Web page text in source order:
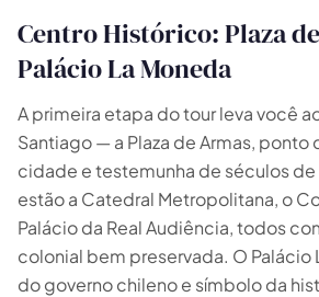
Centro Histórico: Plaza
Palácio La Moneda
A primeira etapa do tour leva você
Santiago — a Plaza de Armas, ponto
cidade e testemunha de séculos de
estão a Catedral Metropolitana, o
Palácio da Real Audiência, todos
colonial bem preservada. O Palácio
do governo chileno e símbolo da
Responda as perguntas ao lado
tours e pacotes.